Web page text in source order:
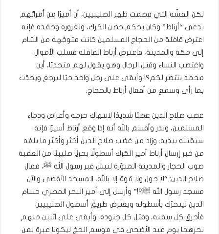
لكن القشّة التي قصمت ظهر الصليبيين، أن أميرًا من أمرائهم
يدعى “أرناط” وكان يحكم حصن الكرك، ولغروره وحقده فإنه
اعترض قافلة من الحجاج المسلمين كانت متوجّهة من الشام
إلى مكة والمدينة، فاعترض أرناط القافلة فسلب الأموال
واغتصب النساء وقتل الرجال وهو يقول لهم متحديًا، أين
محمد ينتصر لكم؟! وأبقى على رجل واحد حيًا ليرجع ويحدّث
بما رأى وسمع من أفعال أرناط بالحجاج.
غضب صلاح الدين غضبًا شديدًا لانتهاك حرمة وأعراض ودماء
المسلمين، ونذر وأقسم بالله أنه إذا وقع أرناط أسيرًا فإنه
سيقتله بيديه. وزاد من غضب صلاح الدين أكثر وأكثر ما بلغه
من خبر إرسال أرناط أمير الكرك أسطولًا بحريًا صليبيًا من العقبة
صوب الحجاز والمدينة المنوّرة لنبش قبر رسول الله ﷺ، فقال
صلاح الدين: “لا حول ولا قوة إلا بالله، المسجد الأقصى والآن
مسجد رسول الله ﷺ؟!” وأرسل إلى أمير البحر المصري حسام
الدين ليتحرّك بأسطوله ويعترض طريق أسطول الصليبيين
فأحرق كل سفنه، وقتل كل جنوده، وأبقى على اثنين منهم
نحرهما يوم عيد الأضحى في موسم الحجّ ليكونا عبرة لمن